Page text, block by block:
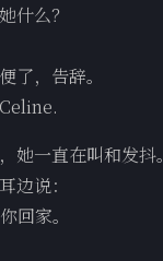
什么？
了，告辞。
她一直在叫和发抖。
边说：
回家。